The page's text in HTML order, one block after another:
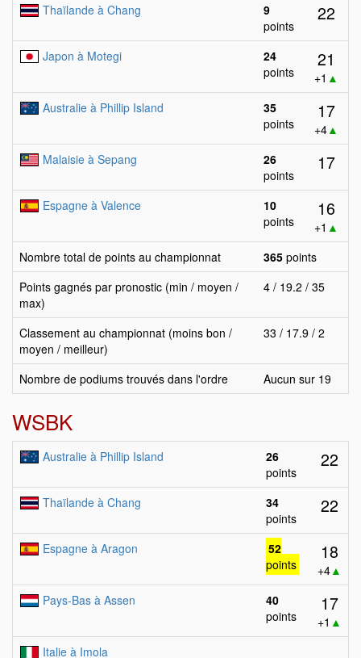
Thaïlande à Chang
9
points
22
Japon à Motegi
24
points
21
+1 ▲
Australie à Phillip Island
35
points
17
+4▲
Malaisie à Sepang
26
points
17
Espagne à Valence
10
points
16
+1 ▲
Nombre total de points au championnat
365 points
Points gagnés par pronostic (min / moyen /
max)
4 / 19.2 / 35
Classement au championnat (moins bon /
moyen / meilleur)
33 / 17.9 / 2
Nombre de podiums trouvés dans l'ordre Aucun sur 19
WSBK
Australie à Phillip Island
26
points
22
Thaïlande à Chang
34
points
22
Espagne à Aragon
52
points
18
+4▲
Pays-Bas à Assen
40
points
17
+1 ▲
Italie à Imola